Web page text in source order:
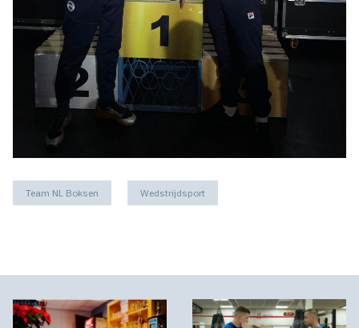
Team NL Boksen Wedstrijdsport